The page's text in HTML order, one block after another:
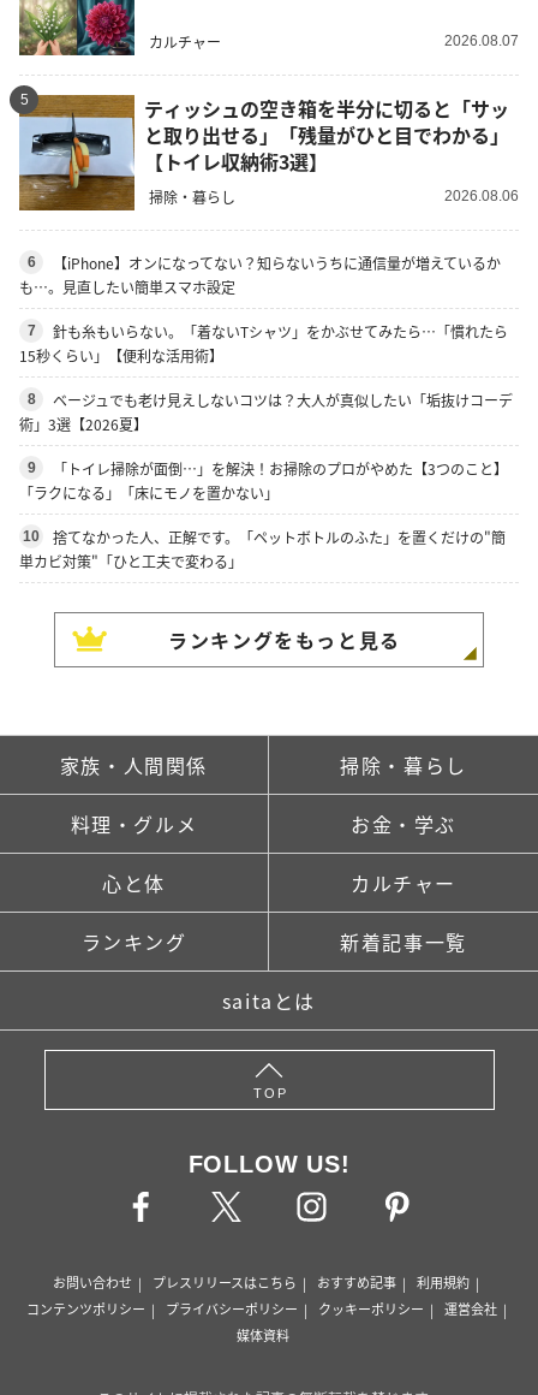
カルチャー 2026.08.07
5
ティッシュの空き箱を半分に切ると「サッ
と取り出せる」「残量がひと目でわかる」
【トイレ収納術3選】
掃除・暮らし 2026.08.06
6
【iPhone】オンになってない？知らないうちに通信量が増えているか
も…。見直したい簡単スマホ設定
7
針も糸もいらない。「着ないTシャツ」をかぶせてみたら…「慣れたら
15秒くらい」【便利な活用術】
8
ベージュでも老け見えしないコツは？大人が真似したい「垢抜けコーデ
術」3選【2026夏】
9
「トイレ掃除が面倒…」を解決！お掃除のプロがやめた【3つのこと】
「ラクになる」「床にモノを置かない」
10
捨てなかった人、正解です。「ペットボトルのふた」を置くだけの"簡
単カビ対策"「ひと工夫で変わる」
ランキングをもっと見る
家族・人間関係 掃除・暮らし
料理・グルメ お金・学ぶ
心と体 カルチャー
ランキング 新着記事一覧
saitaとは
TOP
FOLLOW US!
お問い合わせ プレスリリースはこちら おすすめ記事
利用規約
コンテンツポリシー
プライバシーポリシー クッキーポリシー
運営会社
媒体資料